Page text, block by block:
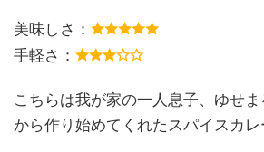
美味しさ：
手軽さ：
こちらは我が家の一人息子、ゆせ
から作り始めてくれたスパイスカレ